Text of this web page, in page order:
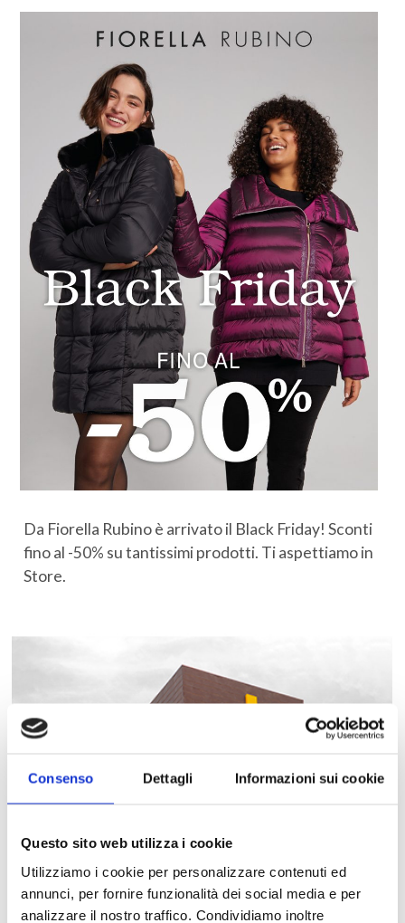
Consenso Dettagli Informazioni sui cookie
Questo sito web utilizza i cookie
Utilizziamo i cookie per personalizzare contenuti ed
annunci, per fornire funzionalità dei social media e per
analizzare il nostro traffico. Condividiamo inoltre
Da Fiorella Rubino è arrivato il Black Friday! Sconti
fino al -50% su tantissimi prodotti. Ti aspettiamo in
Store.